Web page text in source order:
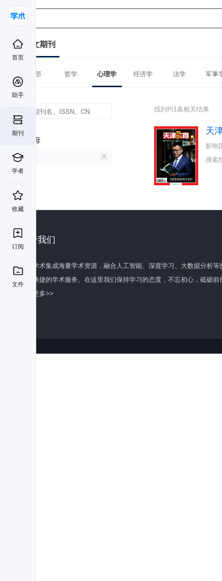
首页
助手
期刊
学者
收藏
订阅
文件
中文期刊
全部 哲学 心理学 经济学 法学 军事
首字母
T
找到约1条相关结果
天
影响
搜索
关于我们
百度学术集成海量学术资源，融合人工智能、深度学习、大数据分析
全面快捷的学术服务。在这里我们保持学习的态度，不忘初心，砥砺前
了解更多>>